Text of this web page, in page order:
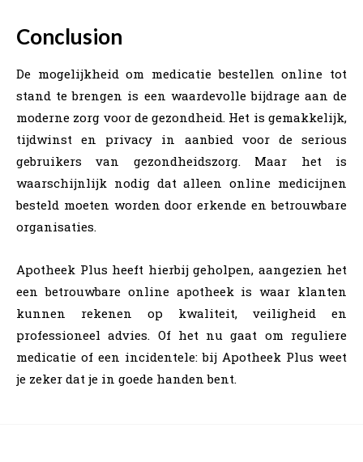
Conclusion
De mogelijkheid om medicatie bestellen online tot
stand te brengen is een waardevolle bijdrage aan de
moderne zorg voor de gezondheid. Het is gemakkelijk,
tijdwinst en privacy in aanbied voor de serious
gebruikers van gezondheidszorg. Maar het is
waarschijnlijk nodig dat alleen online medicijnen
besteld moeten worden door erkende en betrouwbare
organisaties.
Apotheek Plus heeft hierbij geholpen, aangezien het
een betrouwbare online apotheek is waar klanten
kunnen rekenen op kwaliteit, veiligheid en
professioneel advies. Of het nu gaat om reguliere
medicatie of een incidentele: bij Apotheek Plus weet
je zeker dat je in goede handen bent.